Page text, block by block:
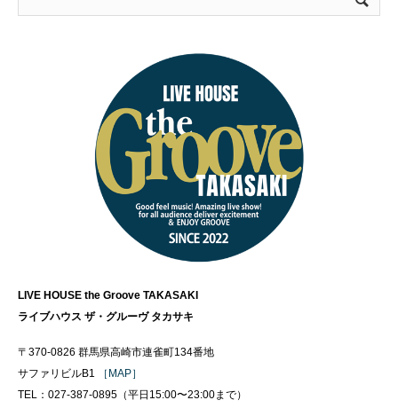
LIVE HOUSE the Groove TAKASAKI
ライブハウス ザ・グルーヴ タカサキ
〒370-0826 群馬県高崎市連雀町134番地
サファリビルB1
［MAP］
TEL：027-387-0895（平日15:00〜23:00まで）